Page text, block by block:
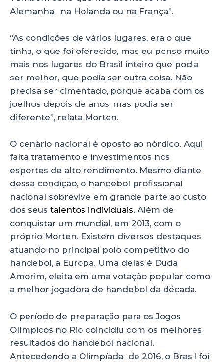
Alemanha, na Holanda ou na França”.
“As condições de vários lugares, era o que
tinha, o que foi oferecido, mas eu penso muito
mais nos lugares do Brasil inteiro que podia
ser melhor, que podia ser outra coisa. Não
precisa ser cimentado, porque acaba com os
joelhos depois de anos, mas podia ser
diferente”, relata Morten.
O cenário nacional é oposto ao nórdico. Aqui
falta tratamento e investimentos nos
esportes de alto rendimento. Mesmo diante
dessa condição, o handebol profissional
nacional sobrevive em grande parte ao custo
dos seus talentos individuais. Além de
conquistar um mundial, em 2013, com o
próprio Morten. Existem diversos destaques
atuando no principal polo competitivo do
handebol, a Europa. Uma delas é Duda
Amorim, eleita em uma votação popular como
a melhor jogadora de handebol da década.
O período de preparação para os Jogos
Olímpicos no Rio coincidiu com os melhores
resultados do handebol nacional.
Antecedendo a Olimpíada de 2016, o Brasil foi